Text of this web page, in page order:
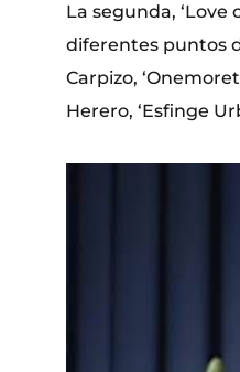
La segunda,
diferentes puntos
Carpizo,
Herero, ‘Esfinge